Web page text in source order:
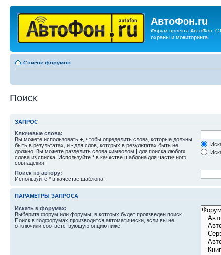
АвтоФон.ru
Форум проекта АвтоФон.
охраны и мониторинга.
Список форумов
Поиск
ЗАПРОС
Ключевые слова:
Вы можете использовать + , чтобы определить слова, которые должны
быть в результатах, и - для слов, которых в результатах быть не
должно. Вы можете разделить слова символом | для поиска любого
слова из списка. Используйте * в качестве шаблона для частичного
совпадения.
Поиск по автору:
Используйте * в качестве шаблона.
ПАРАМЕТРЫ ЗАПРОСА
Искать в форумах:
Выберите форум или форумы, в которых будет произведен поиск.
Поиск в подфорумах производится автоматически, если вы не
отключили соответствующую опцию ниже.